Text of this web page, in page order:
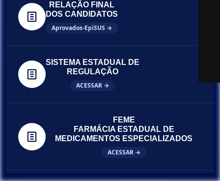
RELAÇÃO FINAL
DOS CANDIDATOS
Aprovados-EpiSUS →
SISTEMA ESTADUAL DE
REGULAÇÃO
ACESSAR →
FEME
FARMÁCIA ESTADUAL DE
MEDICAMENTOS ESPECIALIZADOS
ACESSAR →